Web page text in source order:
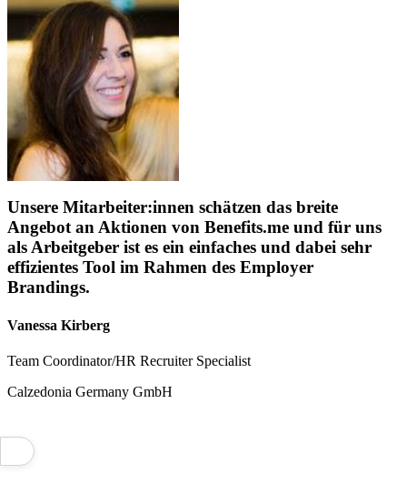
Unsere Mitarbeiter:innen schätzen das breite
Angebot an Aktionen von Benefits.me und für uns
als Arbeitgeber ist es ein einfaches und dabei sehr
effizientes Tool im Rahmen des Employer
Brandings.
Vanessa Kirberg
Team Coordinator/HR Recruiter Specialist
Calzedonia Germany GmbH